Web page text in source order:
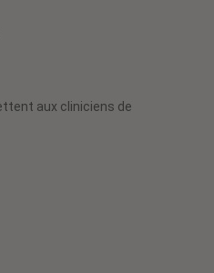
aux cliniciens de